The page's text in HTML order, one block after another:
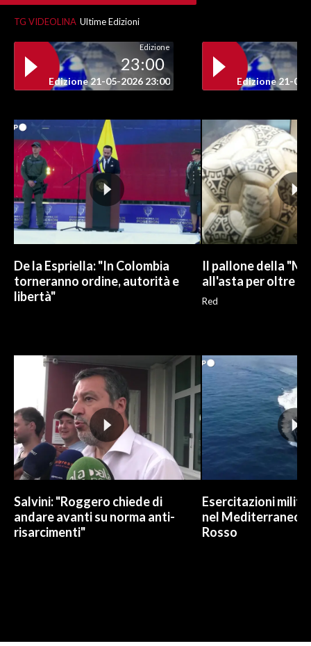
TG VIDEOLINA Ultime Edizioni
Edizione
23:00
Edizione 21-05-2026 23:00 Edizione 21-05-
De la Espriella: "In Colombia
torneranno ordine, autorità e
libertà"
Il pallone della
all'asta per oltre
Red
Salvini: "Roggero chiede di
andare avanti su norma anti-
risarcimenti"
Esercitazioni
nel Mediterraneo
Rosso